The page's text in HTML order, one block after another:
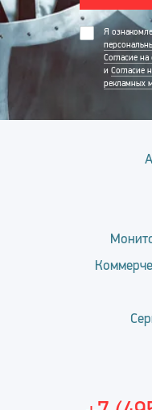
Я
Согласие
и Согласие
рекламных